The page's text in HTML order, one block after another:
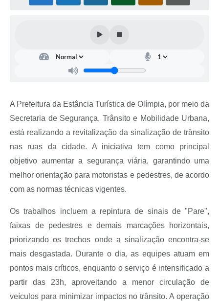
A Prefeitura da Estância Turística de Olímpia, por meio da
Secretaria de Segurança, Trânsito e Mobilidade Urbana,
está realizando a revitalização da sinalização de trânsito
nas ruas da cidade. A iniciativa tem como principal
objetivo aumentar a segurança viária, garantindo uma
melhor orientação para motoristas e pedestres, de acordo
com as normas técnicas vigentes.
Os trabalhos incluem a repintura de sinais de "Pare",
faixas de pedestres e demais marcações horizontais,
priorizando os trechos onde a sinalização encontra-se
mais desgastada. Durante o dia, as equipes atuam em
pontos mais críticos, enquanto o serviço é intensificado a
partir das 23h, aproveitando a menor circulação de
veículos para minimizar impactos no trânsito. A operação